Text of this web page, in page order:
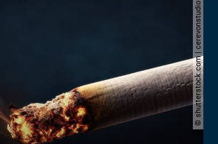
© shutterstock.com | cerevonstudio